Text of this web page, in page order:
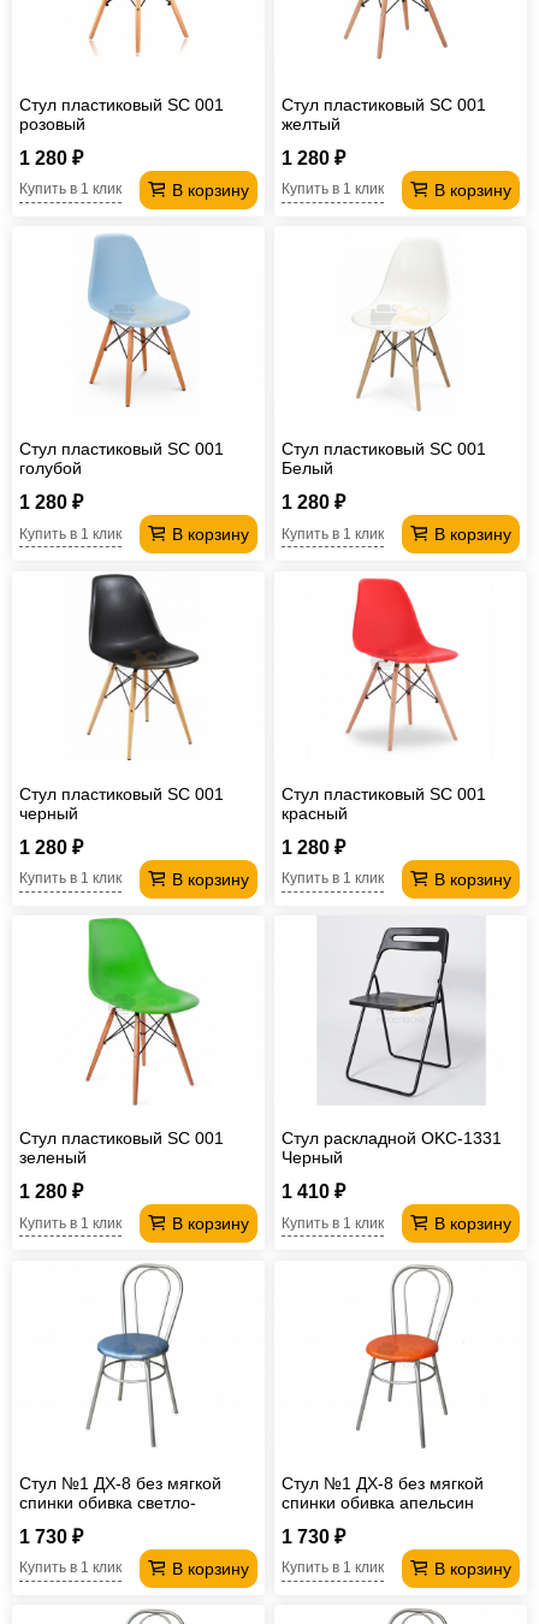
Стул пластиковый SC 001
розовый
1 280 ₽
В корзину
Купить в 1 клик
Стул пластиковый SC 001
желтый
1 280 ₽
В корзину
Купить в 1 клик
Стул пластиковый SC 001
голубой
1 280 ₽
В корзину
Купить в 1 клик
Стул пластиковый SC 001
Белый
1 280 ₽
В корзину
Купить в 1 клик
Стул пластиковый SC 001
черный
1 280 ₽
В корзину
Купить в 1 клик
Стул пластиковый SC 001
красный
1 280 ₽
В корзину
Купить в 1 клик
Стул пластиковый SC 001
зеленый
1 280 ₽
В корзину
Купить в 1 клик
Стул раскладной OKC-1331
Черный
1 410 ₽
В корзину
Купить в 1 клик
Стул №1 ДХ-8 без мягкой
спинки обивка светло-
1 730 ₽
В корзину
Купить в 1 клик
Стул №1 ДХ-8 без мягкой
спинки обивка апельсин
1 730 ₽
В корзину
Купить в 1 клик